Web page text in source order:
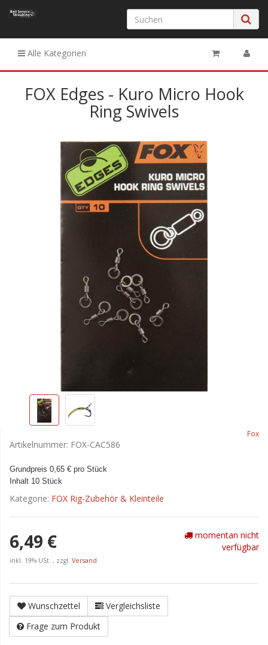
Alle Kategorien
FOX Edges - Kuro Micro Hook
Ring Swivels
Fox
Artikelnummer: FOX-CAC586
Grundpreis 0,65 € pro Stück
Inhalt 10 Stück
Kategorie: FOX Rig-Zubehör & Kleinteile
6,49 €
inkl. 19% USt. , zzgl. Versand
momentan nicht
verfügbar
Wunschzettel
Vergleichsliste
Frage zum Produkt